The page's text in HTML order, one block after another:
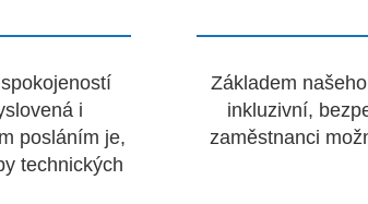
i
posláním je,
technických
Základem
inkluzivní,
zaměstnanci